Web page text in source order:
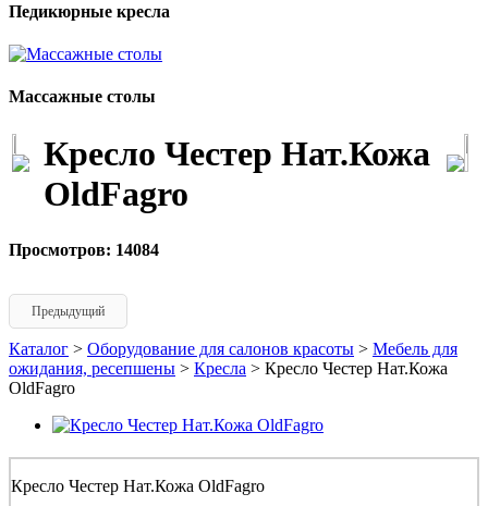
Педикюрные кресла
Массажные столы
Кресло Честер Нат.Кожа
OldFagro
Просмотров: 14084
Предыдущий
Каталог > Оборудование для салонов красоты > Мебель для
ожидания, ресепшены > Кресла > Кресло Честер Нат.Кожа
OldFagro
Кресло Честер Нат.Кожа OldFagro